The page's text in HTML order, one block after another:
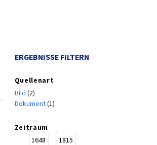
ERGEBNISSE FILTERN
Quellenart
Bild (2)
Dokument(1)
Zeitraum
1648
1815